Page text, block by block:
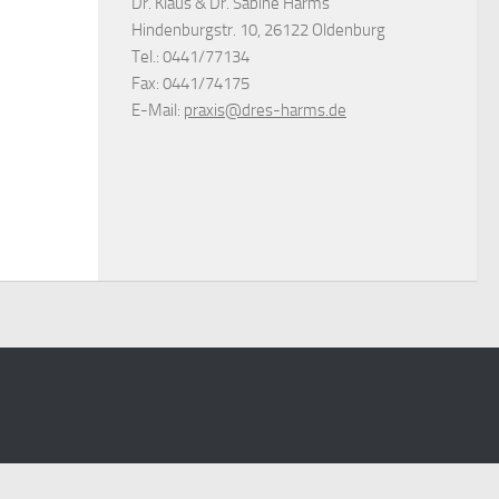
Hindenburgstr. 10, 26122 Oldenburg
Tel.: 0441/77134
Fax: 0441/74175
E-Mail: praxis@dres-harms.de